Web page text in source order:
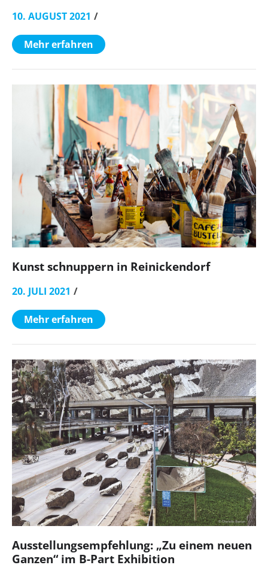
10. AUGUST 2021
Mehr erfahren
Kunst schnuppern in Reinickendorf
20. JULI 2021
Mehr erfahren
Ausstellungsempfehlung: „Zu einem neuen
Ganzen“ im B-Part Exhibition